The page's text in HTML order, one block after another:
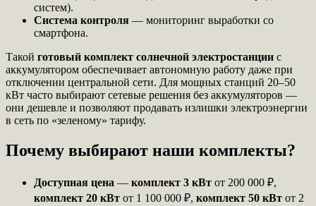
систем).
Система контроля — мониторинг выработки со
смартфона.
Такой готовый комплект солнечной электростанции с
аккумулятором обеспечивает автономную работу даже при
отключении центральной сети. Для мощных станций 20–50
кВт часто выбирают сетевые решения без аккумуляторов —
они дешевле и позволяют продавать излишки электроэнергии
в сеть по «зеленому» тарифу.
Почему выбирают наши комплекты?
Доступная цена — комплект 3 кВт от 200 000 ₽,
комплект 20 кВт от 1 100 000 ₽, комплект 50 кВт от 2